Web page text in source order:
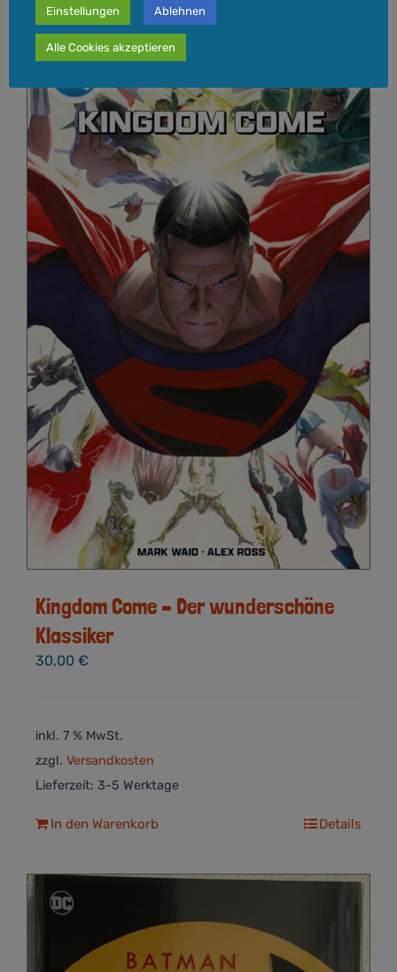
Kingdom Come – Der wunderschöne
Klassiker
30,00 €
inkl. 7 % MwSt.
zzgl. Versandkosten
Lieferzeit: 3-5 Werktage
In den Warenkorb Details
Einstellungen Ablehnen
Alle Cookies akzeptieren